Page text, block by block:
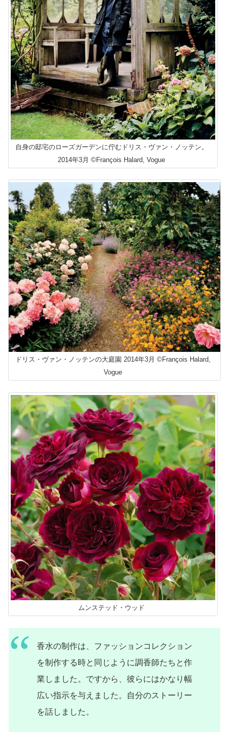
自身の邸宅のローズガーデンに佇むドリス・ヴァン・ノッテン。
2014年3月 ©François Halard, Vogue
ドリス・ヴァン・ノッテンの大庭園 2014年3月 ©François Halard,
Vogue
ムンステッド・ウッド
香水の制作は、ファッションコレクション
を制作する時と同じように調香師たちと作
業しました。ですから、彼らにはかなり幅
広い指示を与えました。自分のストーリー
を話しました。